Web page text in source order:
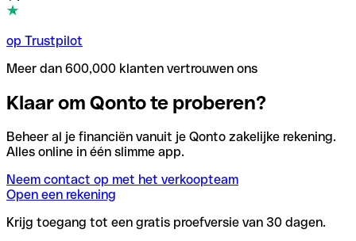
op Trustpilot
Meer dan 600,000 klanten vertrouwen ons
Klaar om Qonto te proberen?
Beheer al je financiën vanuit je Qonto zakelijke rekening.
Alles online in één slimme app.
Neem contact op met het verkoopteam
Open een rekening
Krijg toegang tot een gratis proefversie van 30 dagen.